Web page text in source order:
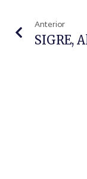
Anterior